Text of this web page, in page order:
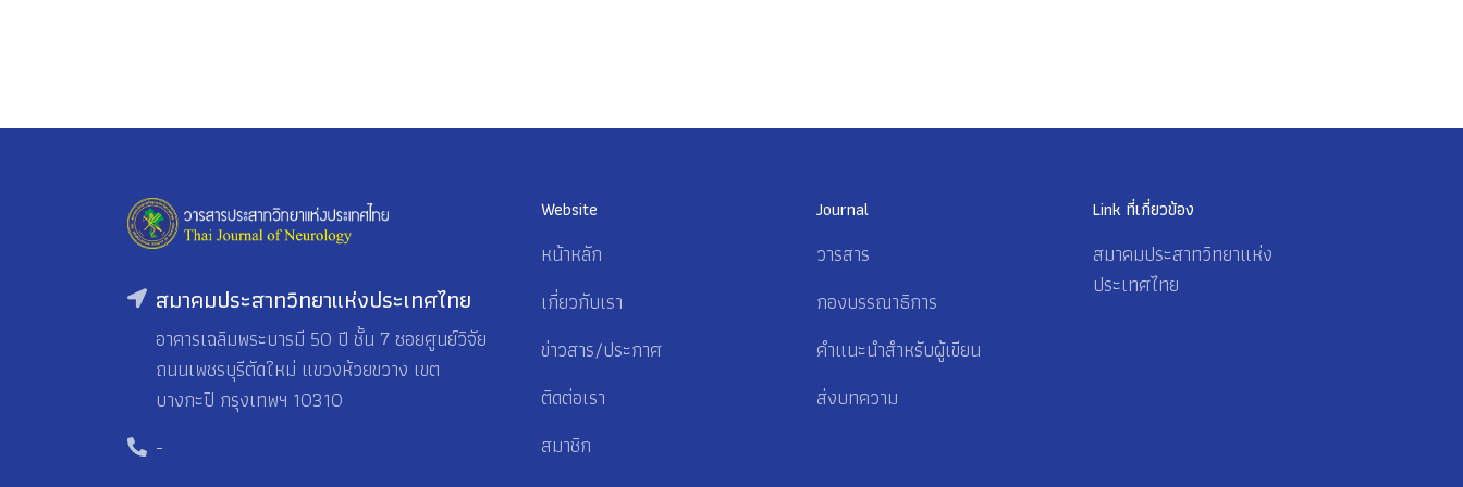
สมาคมประสาทวิทยาแห่งประเทศไทย
อาคารเฉลิมพระบารมี 50 ปี ชั้น 7 ซอยศูนย์วิจัย
ถนนเพชรบุรีตัดใหม่ แขวงห้วยขวาง เขต
บางกะปิ กรุงเทพฯ 10310
-
Website
หน้าหลัก
เกี่ยวกับเรา
ข่าวสาร/ประกาศ
ติดต่อเรา
สมาชิก
Journal
วารสาร
กองบรรณาธิการ
คำแนะนำสำหรับผู้เขียน
ส่งบทความ
Link ที่เกี่ยวข้อง
สมาคมประสาทวิทยาแห่ง
ประเทศไทย